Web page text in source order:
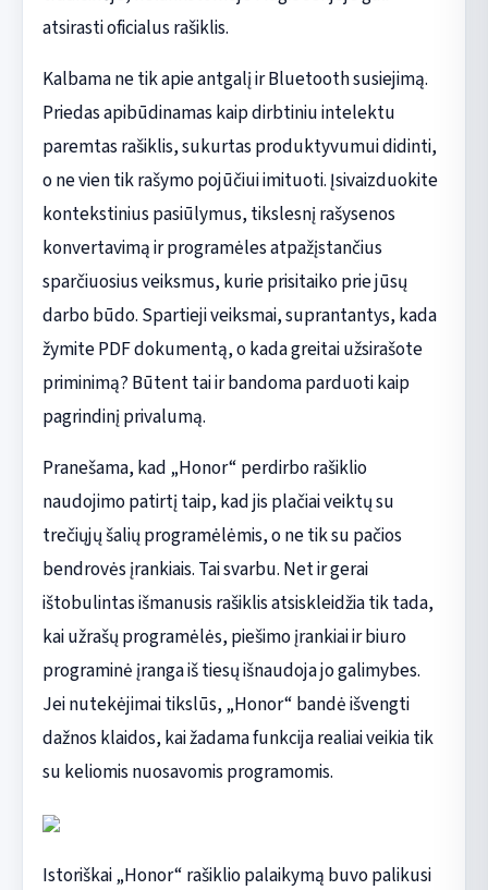
atsirasti oficialus rašiklis.
Kalbama ne tik apie antgalį ir Bluetooth susiejimą.
Priedas apibūdinamas kaip dirbtiniu intelektu
paremtas rašiklis, sukurtas produktyvumui didinti,
o ne vien tik rašymo pojūčiui imituoti. Įsivaizduokite
kontekstinius pasiūlymus, tikslesnį rašysenos
konvertavimą ir programėles atpažįstančius
sparčiuosius veiksmus, kurie prisitaiko prie jūsų
darbo būdo. Spartieji veiksmai, suprantantys, kada
žymite PDF dokumentą, o kada greitai užsirašote
priminimą? Būtent tai ir bandoma parduoti kaip
pagrindinį privalumą.
Pranešama, kad „Honor“ perdirbo rašiklio
naudojimo patirtį taip, kad jis plačiai veiktų su
trečiųjų šalių programėlėmis, o ne tik su pačios
bendrovės įrankiais. Tai svarbu. Net ir gerai
ištobulintas išmanusis rašiklis atsiskleidžia tik tada,
kai užrašų programėlės, piešimo įrankiai ir biuro
programinė įranga iš tiesų išnaudoja jo galimybes.
Jei nutekėjimai tikslūs, „Honor“ bandė išvengti
dažnos klaidos, kai žadama funkcija realiai veikia tik
su keliomis nuosavomis programomis.
Istoriškai „Honor“ rašiklio palaikymą buvo palikusi